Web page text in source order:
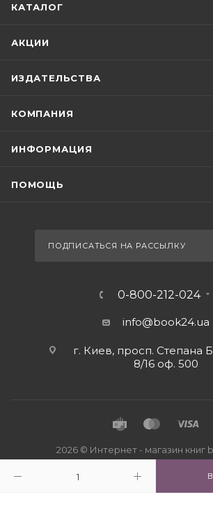
КАТАЛОГ
АКЦИИ
ИЗДАТЕЛЬСТВА
КОМПАНИЯ
ИНФОРМАЦИЯ
ПОМОЩЬ
ПОДПИСАТЬСЯ НА РАССЫЛКУ
0-800-212-024
info@book24.ua
г. Киев, просп. Степана
8/16 оф. 500
2026 © Интернет - магазин книг